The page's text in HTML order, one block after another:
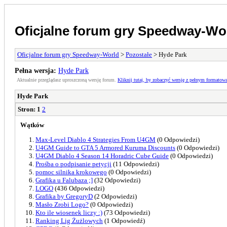
Oficjalne forum gry Speedway-
Oficjalne forum gry Speedway-World > Pozostałe > Hyde Park
Pełna wersja: Hyde Park
Aktualnie przeglądasz uproszczoną wersję forum. Kliknij tutaj, by zobaczyć wersję z pełnym
Hyde Park
Stron: 1 2
Wątków
Max-Level Diablo 4 Strategies From U4GM (0 Odpowiedzi)
U4GM Guide to GTA 5 Armored Kuruma Discounts (0 Odpowiedzi)
U4GM Diablo 4 Season 14 Horadric Cube Guide (0 Odpowiedzi)
Prośba o podpisanie petycji (11 Odpowiedzi)
pomoc silnika krokowego (0 Odpowiedzi)
Grafika u Falubaza ;] (32 Odpowiedzi)
LOGO (436 Odpowiedzi)
Grafika by GregoryD (2 Odpowiedzi)
Masło Zrobi Logo? (0 Odpowiedzi)
Kto ile wiosenek liczy :) (73 Odpowiedzi)
Ranking Lig Żużlowych (1 Odpowiedź)